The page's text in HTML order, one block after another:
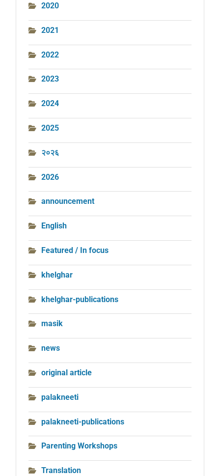
2020
2021
2022
2023
2024
2025
२०२६
2026
announcement
English
Featured / In focus
khelghar
khelghar-publications
masik
news
original article
palakneeti
palakneeti-publications
Parenting Workshops
Translation